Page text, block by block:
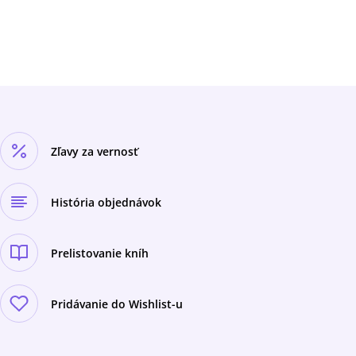
Zľavy za vernosť
História objednávok
Prelistovanie kníh
Pridávanie do Wishlist-u